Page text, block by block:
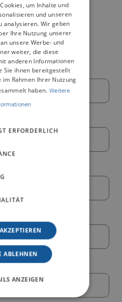
uns für
um Inhalte und
und unseren
analysieren. Wir geben
Ihre Nutzung unserer
unsere Werbe- und
weiter, die diese
anderen Informationen
Sie ihnen bereitgestellt
im Rahmen Ihrer Nutzung
haben. Weitere
ERFORDERLICH
ABLEHNEN
ANZEIGEN